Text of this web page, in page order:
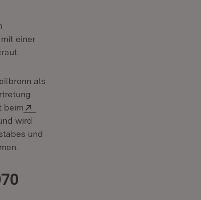
einer
als
beim
wird
und